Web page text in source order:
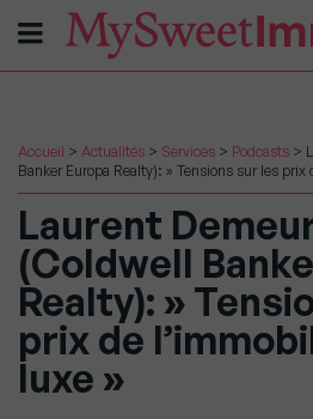
Accueil > Actualités > Services > Podcasts >
Banker Europa Realty): » Tensions sur les prix
Laurent
(Coldwell
Realty): »
prix de
luxe »